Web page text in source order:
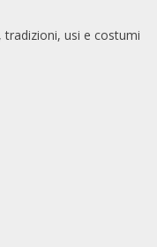
usi e costumi